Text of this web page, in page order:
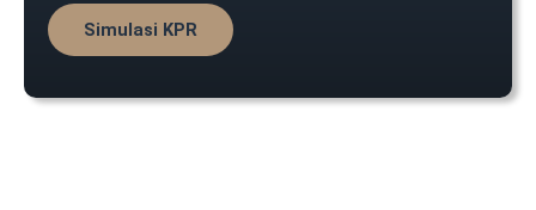
Simulasi KPR